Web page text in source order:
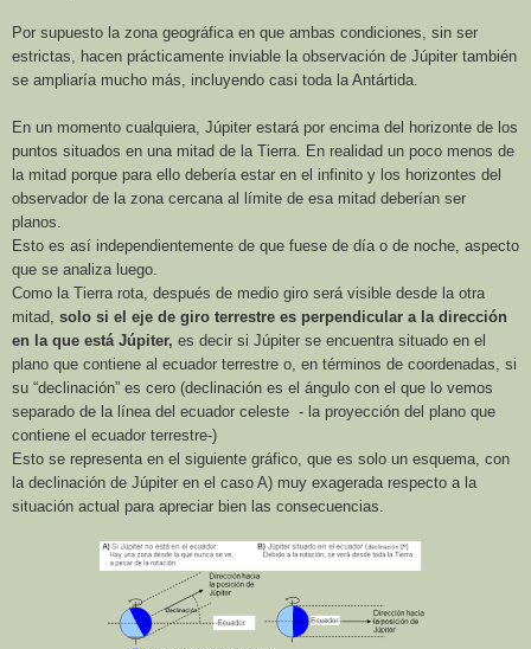
Por supuesto la zona geográfica en que ambas condiciones, sin ser
estrictas, hacen prácticamente inviable la observación de Júpiter también
se ampliaría mucho más, incluyendo casi toda la Antártida.
En un momento cualquiera, Júpiter estará por encima del horizonte de los
puntos situados en una mitad de la Tierra. En realidad un poco menos de
la mitad porque para ello debería estar en el infinito y los horizontes del
observador de la zona cercana al límite de esa mitad deberían ser
planos.
Esto es así independientemente de que fuese de día o de noche, aspecto
que se analiza luego.
Como la Tierra rota, después de medio giro será visible desde la otra
mitad, solo si el eje de giro terrestre es perpendicular a la dirección
en la que está Júpiter, es decir si Júpiter se encuentra situado en el
plano que contiene al ecuador terrestre o, en términos de coordenadas, si
su “declinación” es cero (declinación es el ángulo con el que lo vemos
separado de la línea del ecuador celeste - la proyección del plano que
contiene el ecuador terrestre-)
Esto se representa en el siguiente gráfico, que es solo un esquema, con
la declinación de Júpiter en el caso A) muy exagerada respecto a la
situación actual para apreciar bien las consecuencias.